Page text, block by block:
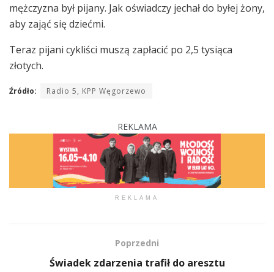
mężczyzna był pijany. Jak oświadczy jechał do byłej żony,
aby zająć się dziećmi.
Teraz pijani cykliści muszą zapłacić po 2,5 tysiąca
złotych.
Źródło: Radio 5, KPP Węgorzewo
REKLAMA
REKLAMA
Poprzedni
Świadek zdarzenia trafił do aresztu